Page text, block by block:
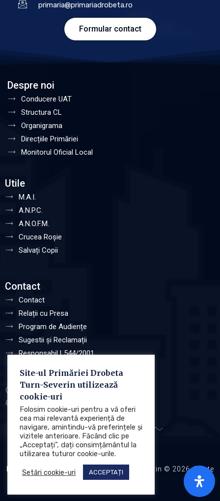
primaria@primariadrobeta.ro
Formular contact
Despre noi
Conducere UAT
Structura CL
Organigrama
Direcțiile Primăriei
Monitorul Oficial Local
Utile
M.A.I.
A.N.P.C.
A.N.O.F.M.
Crucea Roșie
Salvați Copii
Contact
Contact
Relații cu Presa
Program de Audiențe
Sugestii și Reclamații
Responsabil L544/2001
Protecția datelor cu caracter personale (GDPR)
Primăria Municipiului Drobeta Turnu Severin © 2026. Toate
drepturile rezervate.
Site-ul Primăriei Drobeta
Turn-Severin utilizează
cookie-uri
Folosim cookie-uri pentru a vă oferi
cea mai relevantă experiență de
navigare, amintindu-vă preferințele și
vizitele anterioare. Făcând clic pe
„Acceptați”, dați consimțământul la
utilizarea tuturor cookie-urile.
Setări cookie-uri ACCEPTAȚI